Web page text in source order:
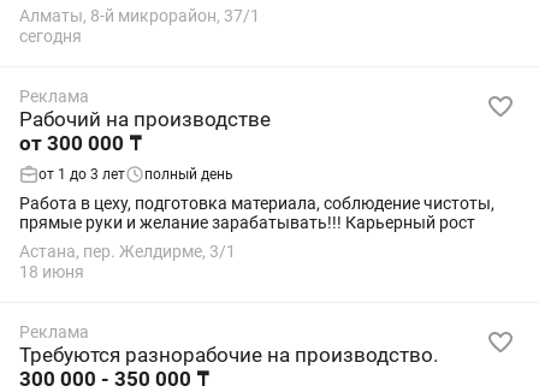
Ответственность, аккуратность и внимательность
обязательны.
Алматы, 8-й микрорайон, 37/1
сегодня
Реклама
Рабочий на производстве
от 300 000 ₸
от 1 до 3 лет полный день
Работа в цеху, подготовка материала, соблюдение чистоты,
прямые руки и желание зарабатывать!!! Карьерный рост
Астана, пер. Желдирме, 3/1
18 июня
Реклама
Требуются разнорабочие на производство.
300 000 - 350 000 ₸